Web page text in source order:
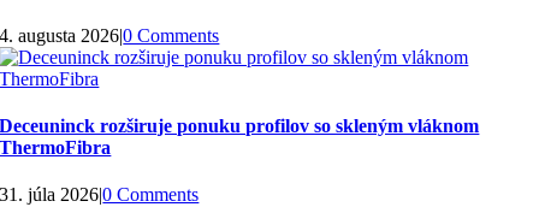
4. augusta 2026|0 Comments
Deceuninck rozširuje ponuku profilov so skleným vláknom
ThermoFibra
31. júla 2026|0 Comments